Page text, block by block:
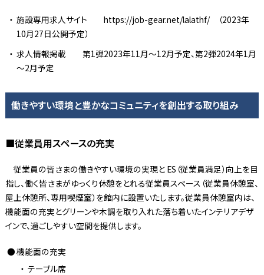
施設専用求人サイト https://job-gear.net/lalathf/ （2023年
10月27日公開予定）
求人情報掲載 第1弾2023年11月～12月予定、第2弾2024年1月
～2月予定
働きやすい環境と豊かなコミュニティを創出する取り組み
■従業員用スペースの充実
従業員の皆さまの働きやすい環境の実現と ES（従業員満足）向上を目
指し、働く皆さまがゆっくり休憩をとれる従業員スペース（従業員休憩室、
屋上休憩所、専用喫煙室）を館内に設置いたします。従業員休憩室内は、
機能面の充実とグリーンや木調を取り入れた落ち着いたインテリアデザ
インで、過ごしやすい空間を提供します。
機能面の充実
テーブル席